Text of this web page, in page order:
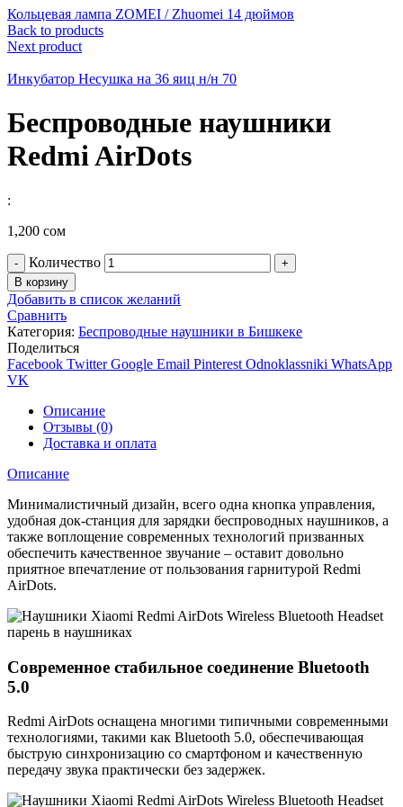
Кольцевая лампа ZOMEI / Zhuomei 14 дюймов
Back to products
Next product
Инкубатор Несушка на 36 яиц н/н 70
Беспроводные наушники
Redmi AirDots
:
1,200 сом
Количество
В корзину
Добавить в список желаний
Сравнить
Категория: Беспроводные наушники в Бишкеке
Поделиться
Facebook Twitter Google Email Pinterest Odnoklassniki WhatsApp
VK
Описание
Отзывы (0)
Доставка и оплата
Описание
Минималистичный дизайн, всего одна кнопка управления,
удобная док-станция для зарядки беспроводных наушников, а
также воплощение современных технологий призванных
обеспечить качественное звучание – оставит довольно
приятное впечатление от пользования гарнитурой Redmi
AirDots.
Современное стабильное соединение Bluetooth
5.0
Redmi AirDots оснащена многими типичными современными
технологиями, такими как Bluetooth 5.0, обеспечивающая
быструю синхронизацию со смартфоном и качественную
передачу звука практически без задержек.